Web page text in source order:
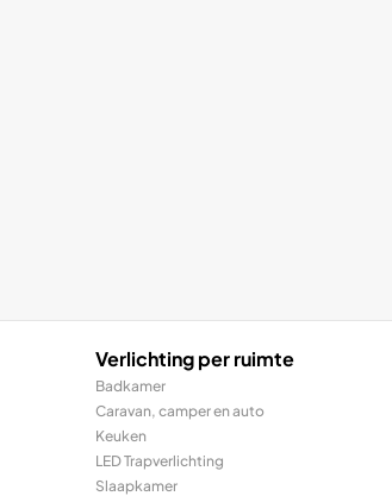
Verlichting per ruimte
Badkamer
Caravan, camper en auto
Keuken
LED Trapverlichting
Slaapkamer